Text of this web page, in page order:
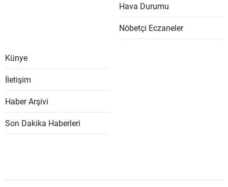
Hava Durumu
Nöbetçi Eczaneler
Künye
İletişim
Haber Arşivi
Son Dakika Haberleri